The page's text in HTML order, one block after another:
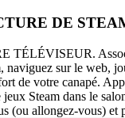
DE
TÉLÉVISEUR.
naviguez sur le web,
de votre canapé.
Steam dans le
(ou allongez-vous) et